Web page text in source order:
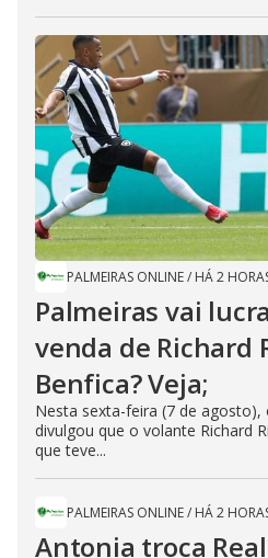
PALMEIRAS ONLINE/ HÁ 2
Palmeiras vai
venda de Richard
Benfica? Veja;
Nesta sexta-feira (7 de
divulgou que o volante Richard
que teve...
PALMEIRAS ONLINE/ HÁ 2
Antonia troca